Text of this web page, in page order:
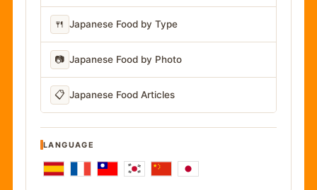
🍴 Japanese Food by Type
📷 Japanese Food by Photo
📋 Japanese Food Articles
LANGUAGE